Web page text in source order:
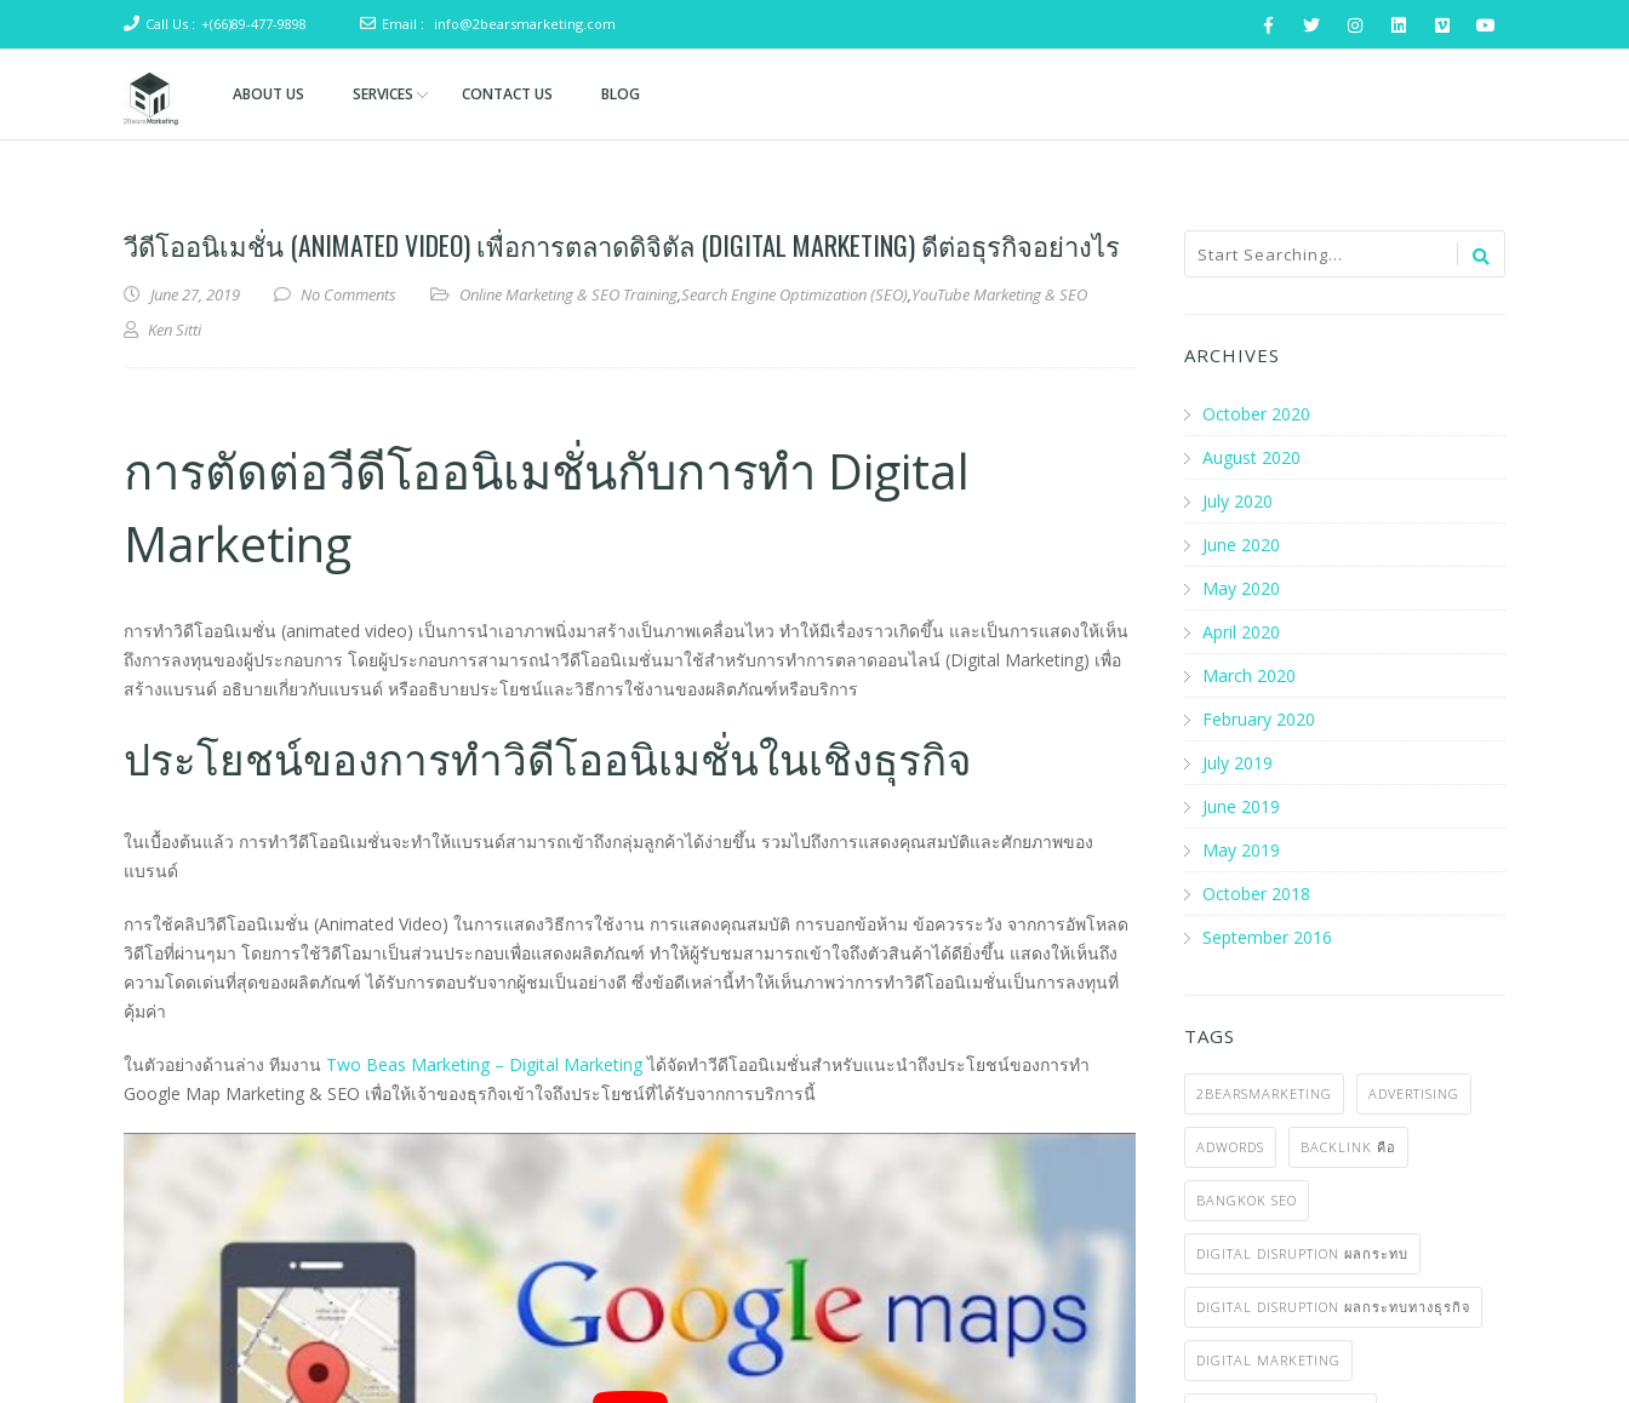
Call Us : +(66)89-477-9898 Email : info@2bearsmarketing.com
Two
(SEO)
Optimization
& Digital
Marketing
ABOUT US SERVICES CONTACT US BLOG
วีดีโออนิเมชั่น (ANIMATED VIDEO) เพื่อการตลาดดิจิตัล (DIGITAL MARKETING) ดีต่อธุรกิจอย่างไร
June 27, 2019 No Comments Online Marketing & SEO Training,Search Engine Optimization (SEO),YouTube Marketing & SEO
Ken Sitti
การตัดต่อวีดีโออนิเมชั่นกับการทำ Digital
Marketing
การทำวิดีโออนิเมชั่น (animated video) เป็นการนำเอาภาพนิ่งมาสร้างเป็นภาพเคลื่อนไหว ทำให้มีเรื่องราวเกิดขึ้น และเป็นการแสดงให้เห็น
ถึงการลงทุนของผู้ประกอบการ โดยผู้ประกอบการสามารถนำวีดีโออนิเมชั่นมาใช้สำหรับการทำการตลาดออนไลน์ (Digital Marketing) เพื่อ
สร้างแบรนด์ อธิบายเกี่ยวกับแบรนด์ หรืออธิบายประโยชน์และวิธีการใช้งานของผลิตภัณฑ์หรือบริการ
ประโยชน์ของการทำวิดีโออนิเมชั่นในเชิงธุรกิจ
ในเบื้องต้นแล้ว การทำวีดีโออนิเมชั่นจะทำให้แบรนด์สามารถเข้าถึงกลุ่มลูกค้าได้ง่ายขึ้น รวมไปถึงการแสดงคุณสมบัติและศักยภาพของ
แบรนด์
การใช้คลิปวิดีโออนิเมชั่น (Animated Video) ในการแสดงวิธีการใช้งาน การแสดงคุณสมบัติ การบอกข้อห้าม ข้อควรระวัง จากการอัพโหลด
วิดีโอที่ผ่านๆมา โดยการใช้วิดีโอมาเป็นส่วนประกอบเพื่อแสดงผลิตภัณฑ์ ทำให้ผู้รับชมสามารถเข้าใจถึงตัวสินค้าได้ดียิ่งขึ้น แสดงให้เห็นถึง
ความโดดเด่นที่สุดของผลิตภัณฑ์ ได้รับการตอบรับจากผู้ชมเป็นอย่างดี ซึ่งข้อดีเหล่านี้ทำให้เห็นภาพว่าการทำวิดีโออนิเมชั่นเป็นการลงทุนที่
คุ้มค่า
ในตัวอย่างด้านล่าง ทีมงาน Two Beas Marketing – Digital Marketingได้จัดทำวีดีโออนิเมชั่นสำหรับแนะนำถึงประโยชน์ของการทำ
Google Map Marketing & SEO เพื่อให้เจ้าของธุรกิจเข้าใจถึงประโยชน์ที่ได้รับจากการบริการนี้
ARCHIVES
October 2020
August 2020
July 2020
June 2020
May 2020
April 2020
March 2020
February 2020
July 2019
June 2019
May 2019
October 2018
September 2016
TAGS
2BEARSMARKETING ADVERTISING
ADWORDS BACKLINK คือ
BANGKOK SEO
DIGITAL DISRUPTION ผลกระทบ
DIGITAL DISRUPTION ผลกระทบทางธุรกิจ
DIGITAL MARKETING